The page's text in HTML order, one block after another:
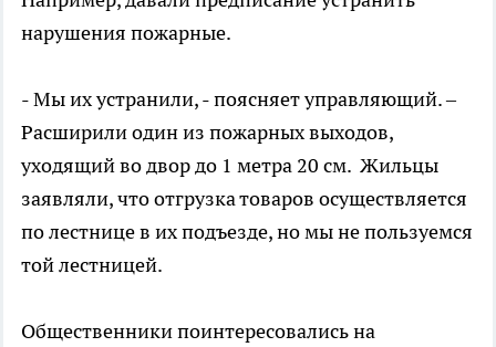
нарушения пожарные.
- Мы их устранили, - поясняет управляющий. –
Расширили один из пожарных выходов,
уходящий во двор до 1 метра 20 см. Жильцы
заявляли, что отгрузка товаров осуществляется
по лестнице в их подъезде, но мы не пользуемся
той лестницей.
Общественники поинтересовались на